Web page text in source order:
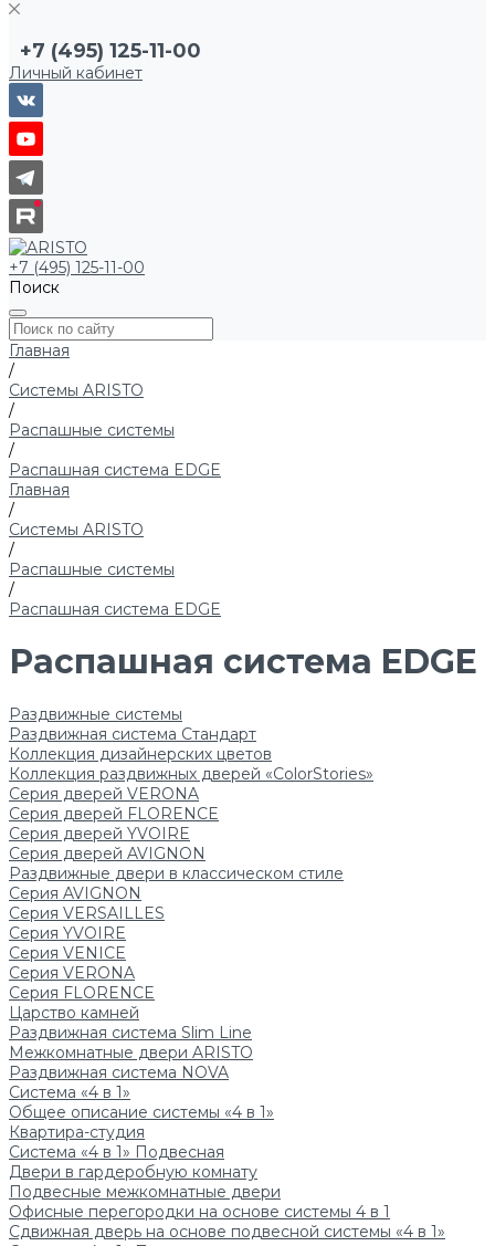
+7 (495) 125-11-00
Личный кабинет
+7 (495) 125-11-00
Поиск
Главная
/
Системы ARISTO
/
Распашные системы
/
Распашная система EDGE
Главная
/
Системы ARISTO
/
Распашные системы
/
Распашная система EDGE
Распашная система EDGE
Раздвижные системы
Раздвижная система Стандарт
Коллекция дизайнерских цветов
Коллекция раздвижных дверей «ColorStories»
Серия дверей VERONA
Серия дверей FLORENCE
Серия дверей YVOIRE
Серия дверей AVIGNON
Раздвижные двери в классическом стиле
Серия AVIGNON
Серия VERSAILLES
Серия YVOIRE
Серия VENICE
Серия VERONA
Серия FLORENCE
Царство камней
Раздвижная система Slim Line
Межкомнатные двери ARISTO
Раздвижная система NOVA
Система «4 в 1»
Общее описание системы «4 в 1»
Квартира-студия
Система «4 в 1» Подвесная
Двери в гардеробную комнату
Подвесные межкомнатные двери
Офисные перегородки на основе системы 4 в 1
Сдвижная дверь на основе подвесной системы «4 в 1»